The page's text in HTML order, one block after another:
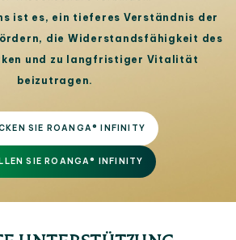
ist es, ein tieferes Verständnis der
die Widerstandsfähigkeit des
und zu langfristiger Vitalität
beizutragen.
SIE ROANGA® INFINITY
SIE ROANGA® INFINITY